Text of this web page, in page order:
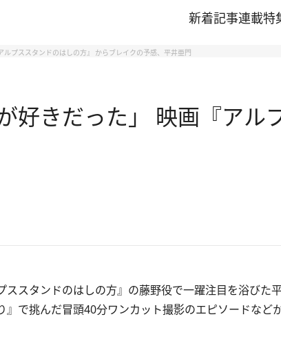
新着記事連載特
ルプススタンドのはしの方』 からブレイクの予感、平井亜門
好きだった」 映画『ア
スタンドのはしの方』の藤野役で一躍注目を浴びた
で挑んだ冒頭40分ワンカット撮影のエピソードなど